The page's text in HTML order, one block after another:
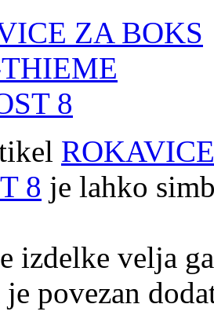
8 je lahko
izdelke velja
povezan